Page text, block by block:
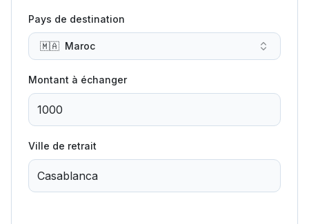
Pays de destination
🇲🇦 Maroc
Montant à échanger
Ville de retrait